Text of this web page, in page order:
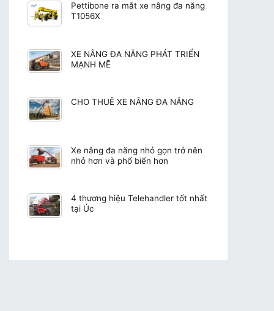
Pettibone ra mắt xe nâng đa năng
T1056X
XE NÂNG ĐA NĂNG PHÁT TRIỂN
MẠNH MẼ
CHO THUÊ XE NÂNG ĐA NĂNG
Xe nâng đa năng nhỏ gọn trở nên
nhỏ hơn và phổ biến hơn
4 thương hiệu Telehandler tốt nhất
tại Úc